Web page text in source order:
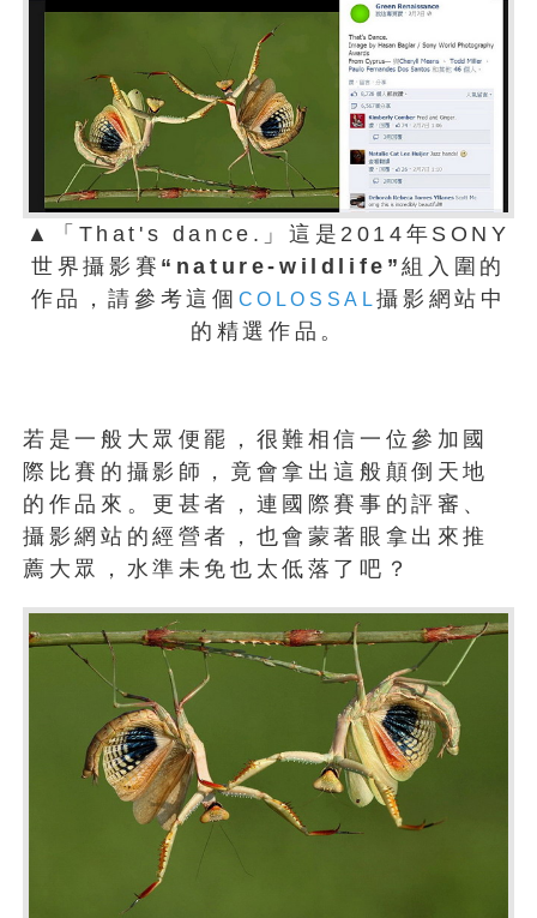
▲「That's dance.」這是2014年SONY
世界攝影賽 “nature-wildlife”組入圍的
作品，請參考這個 COLOSSAL攝影網站中
的精選作品。
若是一般大眾便罷，很難相信一位參加國
際比賽的攝影師，竟會拿出這般顛倒天地
的作品來。更甚者，連國際賽事的評審、
攝影網站的經營者，也會蒙著眼拿出來推
薦大眾，水準未免也太低落了吧？